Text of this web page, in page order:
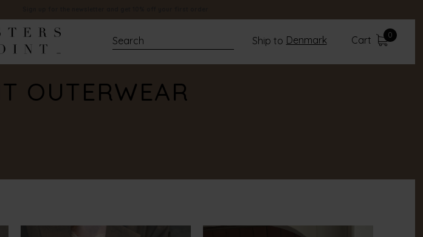
Cart 0
Denmark
Ship to
OUTERWEAR